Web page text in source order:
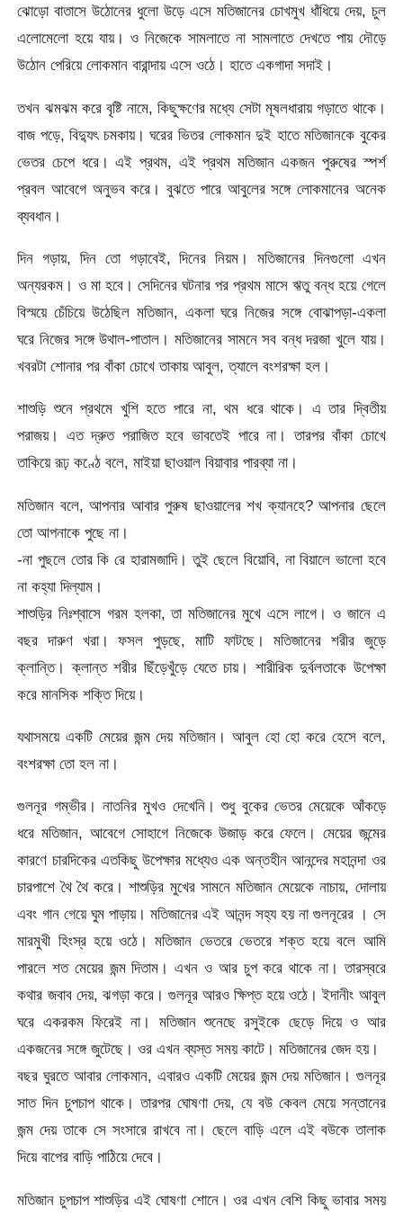
ঝোড়ো বাতাসে উঠোনের ধুলো উড়ে এসে মতিজানের চোখমুখ ধাঁধিয়ে দেয়, চুল
এলোমেলো হয়ে যায়। ও নিজেকে সামলাতে না সামলাতে দেখতে পায় দৌড়ে
উঠোন পেরিয়ে লোকমান বারান্দায় এসে ওঠে। হাতে একগাদা সদাই।
তখন ঝমঝম করে বৃষ্টি নামে, কিছুক্ষণের মধ্যে সেটা মূষলধারায় গড়াতে থাকে।
বাজ পড়ে, বিদ্যুৎ চমকায়। ঘরের ভিতর লোকমান দুই হাতে মতিজানকে বুকের
ভেতর চেপে ধরে। এই প্রথম, এই প্রথম মতিজান একজন পুরুষের স্পর্শ
প্রবল আবেগে অনুভব করে। বুঝতে পারে আবুলের সঙ্গে লোকমানের অনেক
ব্যবধান।
দিন গড়ায়, দিন তো গড়াবেই, দিনের নিয়ম। মতিজানের দিনগুলো এখন
অন্যরকম। ও মা হবে। সেদিনের ঘটনার পর প্রথম মাসে ঋতু বন্ধ হয়ে গেলে
বিস্ময়ে চেঁচিয়ে উঠেছিল মতিজান, একলা ঘরে নিজের সঙ্গে বোঝাপড়া-একলা
ঘরে নিজের সঙ্গে উথাল-পাতাল। মতিজানের সামনে সব বন্ধ দরজা খুলে যায়।
খবরটা শোনার পর বাঁকা চোখে তাকায় আবুল, ত্যালে বংশরক্ষা হল।
শাশুড়ি শুনে প্রথমে খুশি হতে পারে না, থম ধরে থাকে। এ তার দ্বিতীয়
পরাজয়। এত দ্রুত পরাজিত হবে ভাবতেই পারে না। তারপর বাঁকা চোখে
তাকিয়ে রূঢ় কণ্ঠে বলে, মাইয়া ছাওয়াল বিয়াবার পারব্যা না।
মতিজান বলে, আপনার আবার পুরুষ ছাওয়ালের শখ ক্যানহে? আপনার ছেলে
তো আপনাকে পুছে না।
-না পুছলে তোর কি রে হারামজাদি। তুই ছেলে বিয়োবি, না বিয়ালে ভালো হবে
না কহ্যা দিল্যাম।
শাশুড়ির নিঃশ্বাসে গরম হলকা, তা মতিজানের মুখে এসে লাগে। ও জানে এ
বছর দারুণ খরা। ফসল পুড়ছে, মাটি ফাটছে। মতিজানের শরীর জুড়ে
ক্লান্তি। ক্লান্ত শরীর ছিঁড়েখুঁড়ে যেতে চায়। শারীরিক দুর্বলতাকে উপেক্ষা
করে মানসিক শক্তি দিয়ে।
যথাসময়ে একটি মেয়ের জন্ম দেয় মতিজান। আবুল হো হো করে হেসে বলে,
বংশরক্ষা তো হল না।
গুলনূর গম্ভীর। নাতনির মুখও দেখেনি। শুধু বুকের ভেতর মেয়েকে আঁকড়ে
ধরে মতিজান, আবেগে সোহাগে নিজেকে উজাড় করে ফেলে। মেয়ের জন্মের
কারণে চারদিকের এতকিছু উপেক্ষার মধ্যেও এক অন্তহীন আনন্দের মহানন্দা ওর
চারপাশে থৈ থৈ করে। শাশুড়ির মুখের সামনে মতিজান মেয়েকে নাচায়, দোলায়
এবং গান গেয়ে ঘুম পাড়ায়। মতিজানের এই আনন্দ সহ্য হয় না গুলনূরের । সে
মারমুখী হিংস্র হয়ে ওঠে। মতিজান ভেতরে ভেতরে শক্ত হয়ে বলে আমি
পারলে শত মেয়ের জন্ম দিতাম। এখন ও আর চুপ করে থাকে না। তারস্বরে
কথার জবাব দেয়, ঝগড়া করে। গুলনূর আরও ক্ষিপ্ত হয়ে ওঠে। ইদানীং আবুল
ঘরে একরকম ফিরেই না। মতিজান শুনেছে রসুইকে ছেড়ে দিয়ে ও আর
একজনের সঙ্গে জুটেছে। ওর এখন ব্যস্ত সময় কাটে। মতিজানের জেদ হয়।
বছর ঘুরতে আবার লোকমান, এবারও একটি মেয়ের জন্ম দেয় মতিজান। গুলনূর
সাত দিন চুপচাপ থাকে। তারপর ঘোষণা দেয়, যে বউ কেবল মেয়ে সন্তানের
জন্ম দেয় তাকে সে সংসারে রাখবে না। ছেলে বাড়ি এলে এই বউকে তালাক
দিয়ে বাপের বাড়ি পাঠিয়ে দেবে।
মতিজান চুপচাপ শাশুড়ির এই ঘোষণা শোনে। ওর এখন বেশি কিছু ভাবার সময়